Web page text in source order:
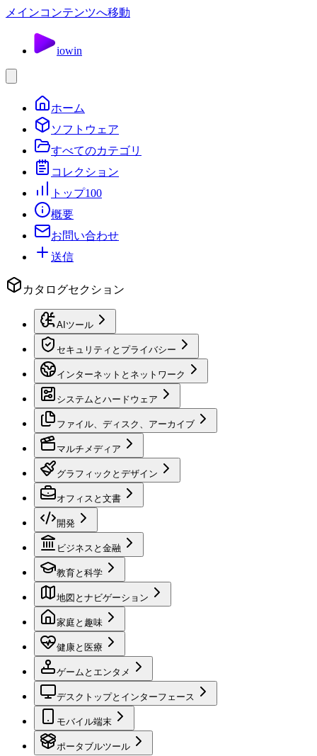
メインコンテンツへ移動
iowin
ホーム
ソフトウェア
すべてのカテゴリ
コレクション
トップ100
概要
お問い合わせ
送信
カタログセクション
AIツール
セキュリティとプライバシー
インターネットとネットワーク
システムとハードウェア
ファイル、ディスク、アーカイブ
マルチメディア
グラフィックとデザイン
オフィスと文書
開発
ビジネスと金融
教育と科学
地図とナビゲーション
家庭と趣味
健康と医療
ゲームとエンタメ
デスクトップとインターフェース
モバイル端末
ポータブルツール